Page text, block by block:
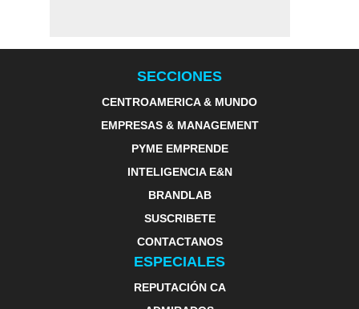
SECCIONES
CENTROAMERICA & MUNDO
EMPRESAS & MANAGEMENT
PYME EMPRENDE
INTELIGENCIA E&N
BRANDLAB
SUSCRIBETE
CONTACTANOS
ESPECIALES
REPUTACIÓN CA